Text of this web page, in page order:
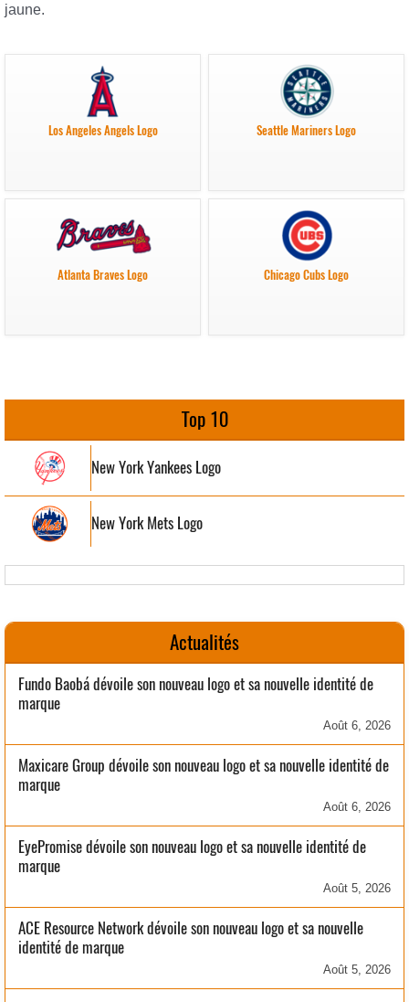
jaune.
Los Angeles Angels Logo Seattle Mariners Logo
Atlanta Braves Logo Chicago Cubs Logo
Top 10
New York Yankees Logo
New York Mets Logo
Actualités
Fundo Baobá dévoile son nouveau logo et sa nouvelle identité de
marque
Août 6, 2026
Maxicare Group dévoile son nouveau logo et sa nouvelle identité de
marque
Août 6, 2026
EyePromise dévoile son nouveau logo et sa nouvelle identité de
marque
Août 5, 2026
ACE Resource Network dévoile son nouveau logo et sa nouvelle
identité de marque
Août 5, 2026